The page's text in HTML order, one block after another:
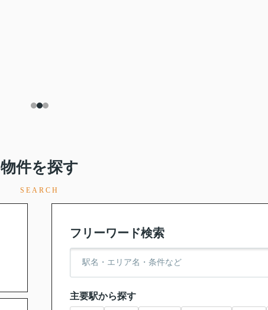
物件を探す
SEARCH
フリーワード検索
主要駅から探す